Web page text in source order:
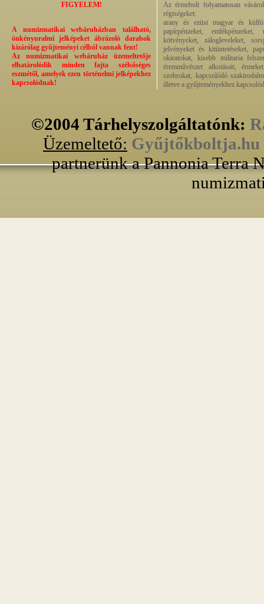
FIGYELEM!
A numizmatikai webáruházban található,
önkényuralmi jelképeket ábrázoló darabok
kizárólag gyűjteményi célból vannak fent!
Az numizmatikai webáruház üzemeltetője
elhatárolódik minden fajta szélsőséges
eszmétől, amelyek ezen történelmi jelképekhez
kapcsolódnak!
Az érmebolt folyamatosan
régiségeket:
arany és ezüst magyar és
papírpénzeket,
kötvényeket, zálogleveleket,
jelvényeket és kitüntetéseket,
okiratokat, kisebb militaria
éremművészet alkotásait,
szobrokat, kapcsolódó
illetve a gyűjteményekhez
©2004 Tárhelyszolgáltatónk:
Üzemeltető: Gyűjtőkboltja.hu
partnerünk a Pannonia Terra